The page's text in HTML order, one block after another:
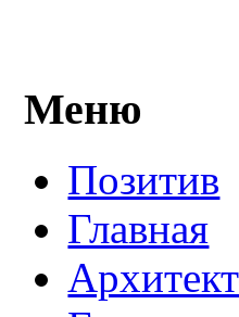
Меню
Позитив
Главная